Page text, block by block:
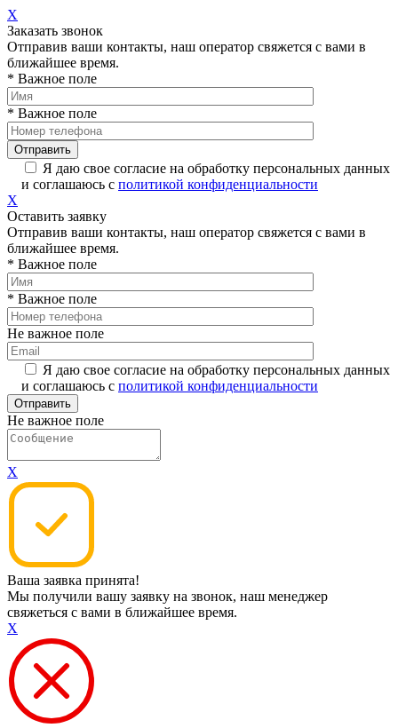
X
Заказать звонок
Отправив ваши контакты, наш оператор свяжется с вами в
ближайшее время.
* Важное поле
* Важное поле
Я даю свое согласие на обработку персональных данных
и соглашаюсь с политикой конфиденциальности
X
Оставить заявку
Отправив ваши контакты, наш оператор свяжется с вами в
ближайшее время.
* Важное поле
* Важное поле
Не важное поле
Я даю свое согласие на обработку персональных данных
и соглашаюсь с политикой конфиденциальности
Не важное поле
X
Ваша заявка принята!
Мы получили вашу заявку на звонок, наш менеджер
свяжеться с вами в ближайшее время.
X